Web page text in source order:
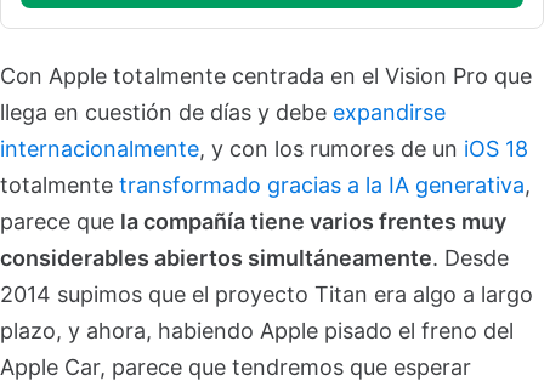
Con Apple totalmente centrada en el Vision Pro que
llega en cuestión de días y debe expandirse
internacionalmente, y con los rumores de un iOS 18
totalmente transformado gracias a la IA generativa,
parece que la compañía tiene varios frentes muy
considerables abiertos simultáneamente. Desde
2014 supimos que el proyecto Titan era algo a largo
plazo, y ahora, habiendo Apple pisado el freno del
Apple Car, parece que tendremos que esperar